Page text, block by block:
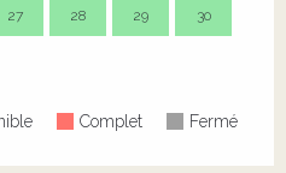
27 28 29 30
Complet Fermé